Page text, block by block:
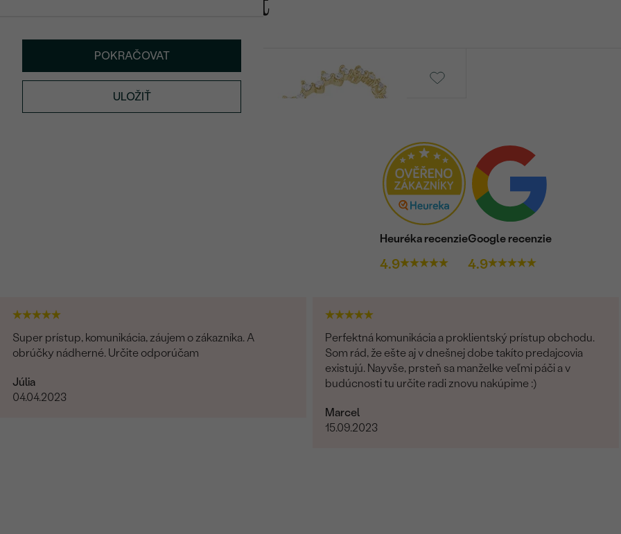
POKRAČOVAT
ULOŽIŤ
od € 1 068
Heuréka recenzie
4.9
Google recenzie
4.9
Super prístup, komunikácia, záujem o zákazníka. A
obrúčky nádherné. Určite odporúčam
Júlia
04.04.2023
Perfektná komunikácia a proklientský prístup obchodu.
Som rád, že ešte aj v dnešnej dobe takíto predajcovia
existujú. Nayvše, prsteň sa manželke veľmi páči a v
budúcnosti tu určite radi znovu nakúpime :)
Marcel
15.09.2023